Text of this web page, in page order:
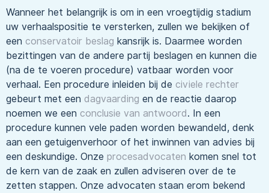
Wanneer het belangrijk is om in een vroegtijdig stadium
uw verhaalspositie te versterken, zullen we bekijken of
een conservatoir beslag kansrijk is. Daarmee worden
bezittingen van de andere partij beslagen en kunnen die
(na de te voeren procedure) vatbaar worden voor
verhaal. Een procedure inleiden bij de civiele rechter
gebeurt met een dagvaarding en de reactie daarop
noemen we een conclusie van antwoord. In een
procedure kunnen vele paden worden bewandeld, denk
aan een getuigenverhoor of het inwinnen van advies bij
een deskundige. Onze procesadvocaten komen snel tot
de kern van de zaak en zullen adviseren over de te
zetten stappen. Onze advocaten staan erom bekend